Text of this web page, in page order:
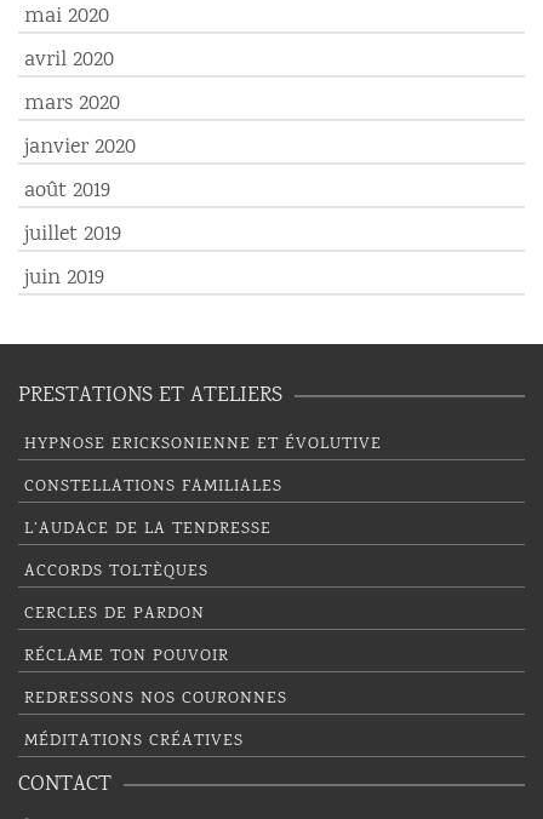
mai 2020
avril 2020
mars 2020
janvier 2020
août 2019
juillet 2019
juin 2019
PRESTATIONS ET ATELIERS
HYPNOSE ERICKSONIENNE ET ÉVOLUTIVE
CONSTELLATIONS FAMILIALES
L’AUDACE DE LA TENDRESSE
ACCORDS TOLTÈQUES
CERCLES DE PARDON
RÉCLAME TON POUVOIR
REDRESSONS NOS COURONNES
MÉDITATIONS CRÉATIVES
CONTACT